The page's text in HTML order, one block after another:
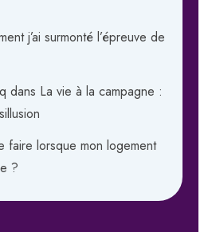
j’ai surmonté l’épreuve de
dans La vie à la campagne :
faire lorsque mon logement
?